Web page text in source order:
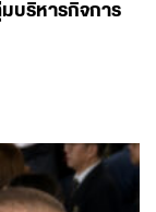
มบริหารกิจการ